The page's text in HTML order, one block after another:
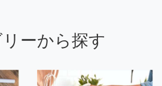
ーから探す